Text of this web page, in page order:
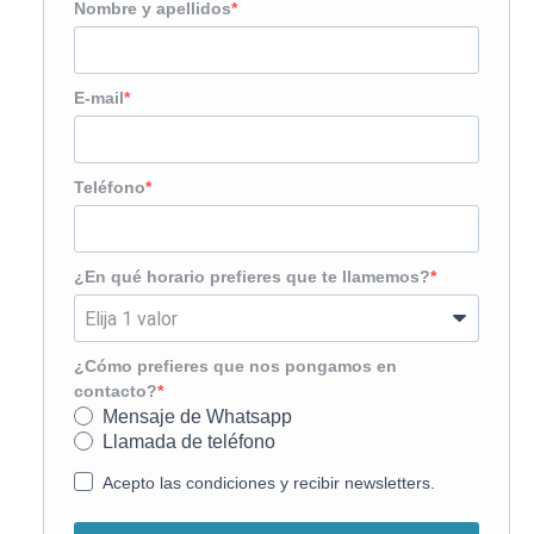
Nombre y apellidos
E-mail
Teléfono
¿En qué horario prefieres que te llamemos?
¿Cómo prefieres que nos pongamos en
contacto?
Mensaje de Whatsapp
Llamada de teléfono
Acepto las condiciones y recibir newsletters.